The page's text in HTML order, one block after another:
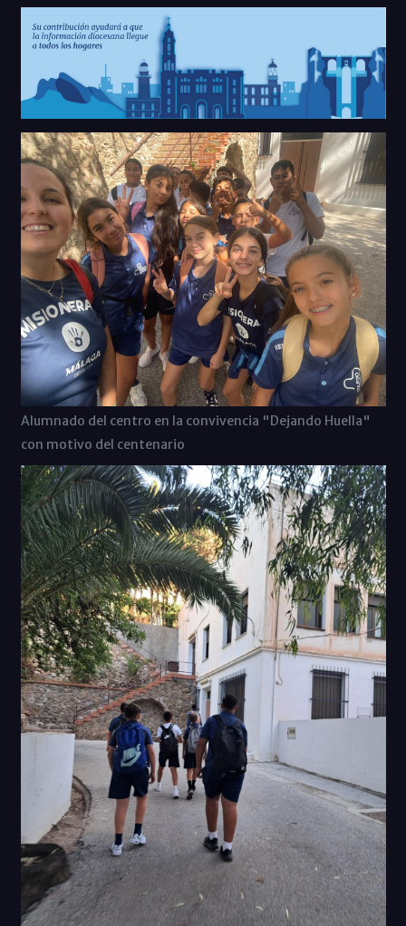
Alumnado del centro en la convivencia "Dejando Huella"
con motivo del centenario